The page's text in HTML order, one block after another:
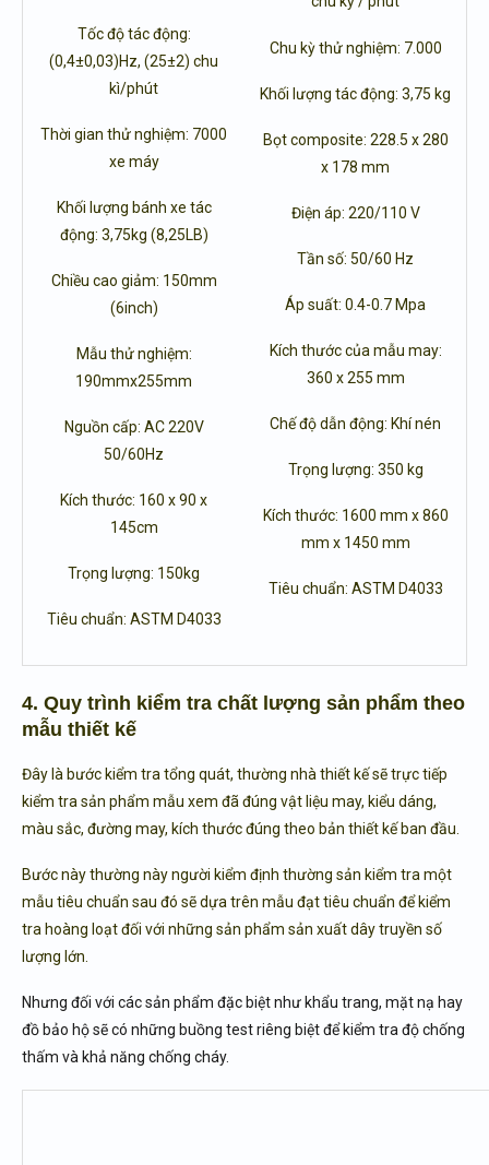
Tốc độ tác động:
(0,4±0,03)Hz, (25±2) chu
kì/phút
Thời gian thử nghiệm: 7000
xe máy
Khối lượng bánh xe tác
động: 3,75kg (8,25LB)
Chiều cao giảm: 150mm
(6inch)
Mẫu thử nghiệm:
190mmx255mm
Nguồn cấp: AC 220V
50/60Hz
Kích thước: 160 x 90 x
145cm
Trọng lượng: 150kg
Tiêu chuẩn: ASTM D4033
Chu kỳ thử nghiệm: 7.000
Khối lượng tác động: 3,75 kg
Bọt composite: 228.5 x 280
x 178 mm
Điện áp: 220/110 V
Tần số: 50/60 Hz
Áp suất: 0.4-0.7 Mpa
Kích thước của mẫu may:
360 x 255 mm
Chế độ dẫn động: Khí nén
Trọng lượng: 350 kg
Kích thước: 1600 mm x 860
mm x 1450 mm
Tiêu chuẩn: ASTM D4033
4. Quy trình kiểm tra chất lượng sản phẩm theo
mẫu thiết kế
Đây là bước kiểm tra tổng quát, thường nhà thiết kế sẽ trực tiếp
kiểm tra sản phẩm mẫu xem đã đúng vật liệu may, kiểu dáng,
màu sắc, đường may, kích thước đúng theo bản thiết kế ban đầu.
Bước này thường này người kiểm định thường sản kiểm tra một
mẫu tiêu chuẩn sau đó sẽ dựa trên mẫu đạt tiêu chuẩn để kiểm
tra hoàng loạt đối với những sản phẩm sản xuất dây truyền số
lượng lớn.
Nhưng đối với các sản phẩm đặc biệt như khẩu trang, mặt nạ hay
đồ bảo hộ sẽ có những buồng test riêng biệt để kiểm tra độ chống
thấm và khả năng chống cháy.